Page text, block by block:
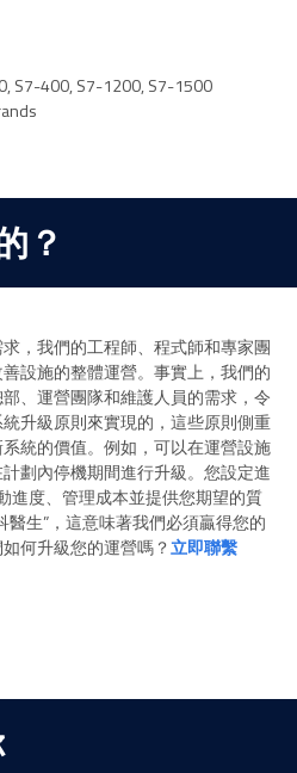
S7-400, S7-1200, S7-1500
？
，我們的工程師、程式師和專家團
設施的整體運營。事實上，我們的
、運營團隊和維護人員的需求，令
升級原則來實現的，這些原則側重
統的價值。例如，可以在運營設施
劃內停機期間進行升級。您設定進
進度、管理成本並提供您期望的質
生”，這意味著我們必須贏得您的
何升級您的運營嗎？立即聯繫